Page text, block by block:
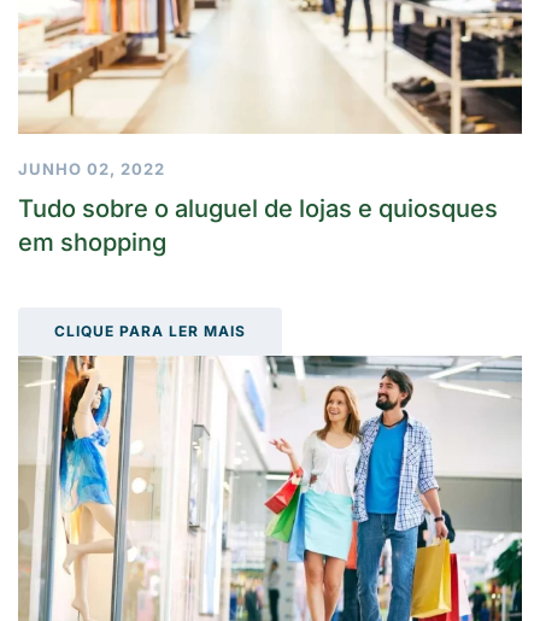
JUNHO 02, 2022
Tudo sobre o aluguel de lojas e quiosques
em shopping
CLIQUE PARA LER MAIS